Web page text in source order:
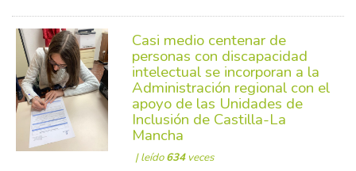
Casi medio centenar de
personas con discapacidad
intelectual se incorporan a la
Administración regional con el
apoyo de las Unidades de
Inclusión de Castilla-La
Mancha
| leído634veces